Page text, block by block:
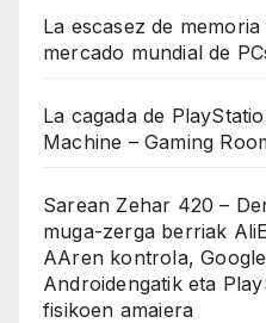
La escasez de
mercado mundial de
La cagada de
Machine – Gaming
Sarean Zehar 420 –
muga-zerga berriak
AAren kontrola,
Androidengatik eta
fisikoen amaiera